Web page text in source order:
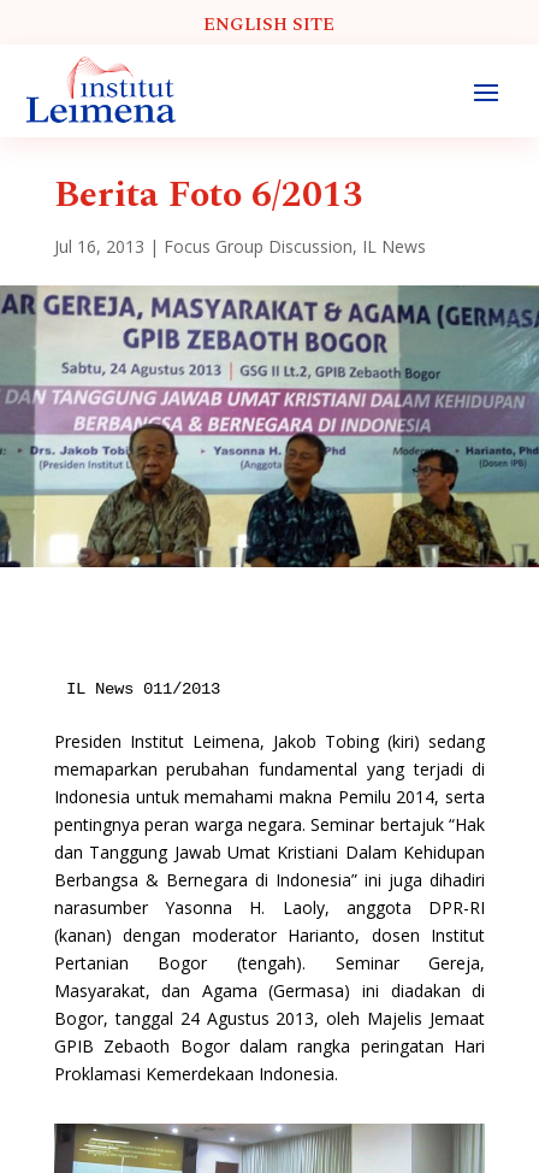
ENGLISH SITE
Berita Foto 6/2013
Jul 16, 2013 | Focus Group Discussion, IL News
IL News 011/2013
Presiden Institut Leimena, Jakob Tobing (kiri) sedang
memaparkan perubahan fundamental yang terjadi di
Indonesia untuk memahami makna Pemilu 2014, serta
pentingnya peran warga negara. Seminar bertajuk “Hak
dan Tanggung Jawab Umat Kristiani Dalam Kehidupan
Berbangsa & Bernegara di Indonesia” ini juga dihadiri
narasumber Yasonna H. Laoly, anggota DPR-RI
(kanan) dengan moderator Harianto, dosen Institut
Pertanian Bogor (tengah). Seminar Gereja,
Masyarakat, dan Agama (Germasa) ini diadakan di
Bogor, tanggal 24 Agustus 2013, oleh Majelis Jemaat
GPIB Zebaoth Bogor dalam rangka peringatan Hari
Proklamasi Kemerdekaan Indonesia.